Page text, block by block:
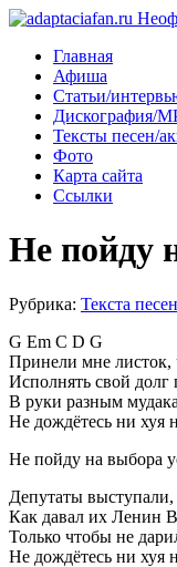
Главная
Афиша
Статьи/
Дискография/
Тексты песен/
Фото
Карта сайта
Ссылки
Не пойду
Рубрика: Текста песен
G Em C D G
Принели мне листок,
Исполнять свой долг
В руки разным
Не дождётесь ни хуя
Не пойду на выбора
Депутаты
Как давал их Ленин
Только чтобы не
Не дождётесь ни хуя